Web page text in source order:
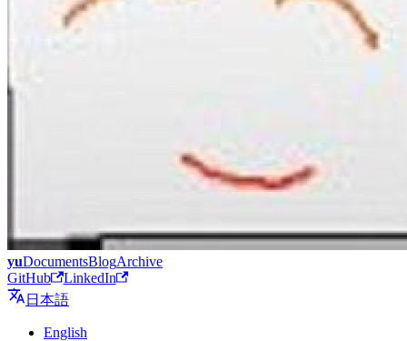
yuDocumentsBlogArchive
GitHub
LinkedIn
日本語
English